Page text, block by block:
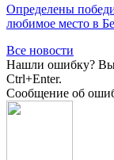
Определены
любимое место в
Все новости
Нашли ошибку?
Ctrl+Enter.
Сообщение об